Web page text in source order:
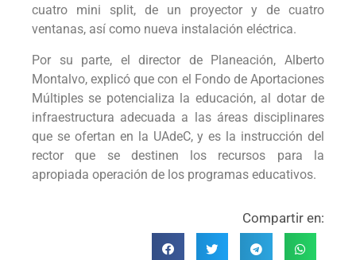
cuatro mini split, de un proyector y de cuatro
ventanas, así como nueva instalación eléctrica.
Por su parte, el director de Planeación, Alberto
Montalvo, explicó que con el Fondo de Aportaciones
Múltiples se potencializa la educación, al dotar de
infraestructura adecuada a las áreas disciplinares
que se ofertan en la UAdeC, y es la instrucción del
rector que se destinen los recursos para la
apropiada operación de los programas educativos.
Compartir en: